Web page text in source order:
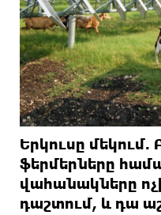
Երկուսը
ֆերմերները
վահանակները
դաշտում, և դա